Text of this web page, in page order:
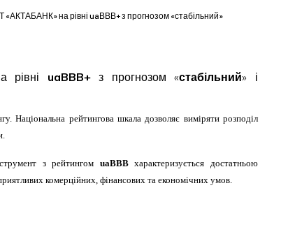
«АКТАБАНК» на рівні uaВВВ+ з прогнозом «стабільний»
рівні uaBBB+з прогнозом «стабільний» і
Національна рейтингова шкала дозволяє виміряти розподіл
з рейтингом uaBBBхарактеризується достатньою
комерційних, фінансових та економічних умов.